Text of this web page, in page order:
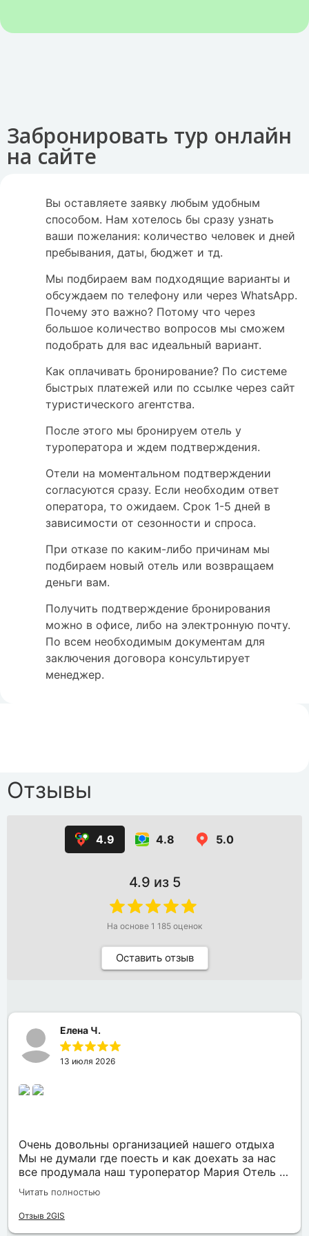
Забронировать тур онлайн
на сайте
Вы оставляете заявку любым удобным
способом. Нам хотелось бы сразу узнать
ваши пожелания: количество человек и дней
пребывания, даты, бюджет и тд.
Мы подбираем вам подходящие варианты и
обсуждаем по телефону или через WhatsApp.
Почему это важно? Потому что через
большое количество вопросов мы сможем
подобрать для вас идеальный вариант.
Как оплачивать бронирование? По системе
быстрых платежей или по ссылке через сайт
туристического агентства.
После этого мы бронируем отель у
туроператора и ждем подтверждения.
Отели на моментальном подтверждении
согласуются сразу. Если необходим ответ
оператора, то ожидаем. Срок 1-5 дней в
зависимости от сезонности и спроса.
При отказе по каким-либо причинам мы
подбираем новый отель или возвращаем
деньги вам.
Получить подтверждение бронирования
можно в офисе, либо на электронную почту.
По всем необходимым документам для
заключения договора консультирует
менеджер.
Отзывы
4.9 4.8 5.0
4.9 из 5
На основе 1 185 оценок
Оставить отзыв
Елена Ч.
13 июля 2026
Очень довольны организацией нашего отдыха
Мы не думали где поесть и как доехать за нас
все продумала наш туроператор Мария Отель в
котором мы жили находится в тихом месте в
шаговой доступности большое количество
достопримечательностей и мест где можно
Читать полностью
Отзыв 2GIS